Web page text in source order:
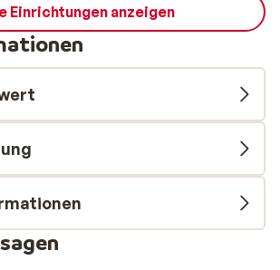
Genuss mit einem aktiven
Umgebung verbinden
Einrichtungen anzeigen